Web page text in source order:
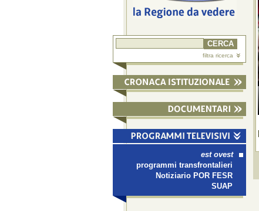
filtra ricerca
est ovest
programmi transfrontalieri
Notiziario POR FESR
SUAP